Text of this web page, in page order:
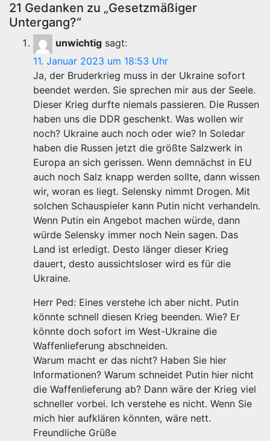
21 Gedanken zu „Gesetzmäßiger
Untergang?“
unwichtig sagt:
11. Januar 2023 um 18:53 Uhr
Ja, der Bruderkrieg muss in der Ukraine sofort
beendet werden. Sie sprechen mir aus der Seele.
Dieser Krieg durfte niemals passieren. Die Russen
haben uns die DDR geschenkt. Was wollen wir
noch? Ukraine auch noch oder wie? In Soledar
haben die Russen jetzt die größte Salzwerk in
Europa an sich gerissen. Wenn demnächst in EU
auch noch Salz knapp werden sollte, dann wissen
wir, woran es liegt. Selensky nimmt Drogen. Mit
solchen Schauspieler kann Putin nicht verhandeln.
Wenn Putin ein Angebot machen würde, dann
würde Selensky immer noch Nein sagen. Das
Land ist erledigt. Desto länger dieser Krieg
dauert, desto aussichtsloser wird es für die
Ukraine.
Herr Ped: Eines verstehe ich aber nicht. Putin
könnte schnell diesen Krieg beenden. Wie? Er
könnte doch sofort im West-Ukraine die
Waffenlieferung abschneiden.
Warum macht er das nicht? Haben Sie hier
Informationen? Warum schneidet Putin hier nicht
die Waffenlieferung ab? Dann wäre der Krieg viel
schneller vorbei. Ich verstehe es nicht. Wenn Sie
mich hier aufklären könnten, wäre nett.
Freundliche Grüße